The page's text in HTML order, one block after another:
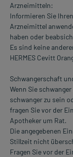
Arzneimitteln:
Informieren Sie
Arzneimittel
haben oder
Es sind keine
HERMES Cevitt
Schwangerschaft
Wenn Sie
schwanger zu sein
fragen Sie vor der
Apotheker um Rat.
Die angegebenen
Stillzeit nicht
Fragen Sie vor der